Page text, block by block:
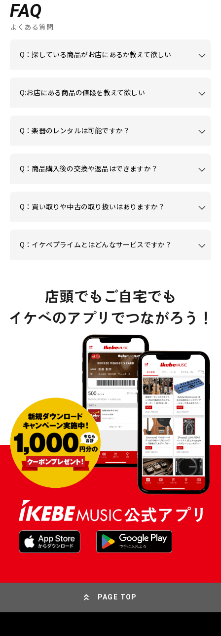
FAQ
よくある質問
Q：探している商品がお店にあるか教えて欲しい
Q:お店にある商品の値段を教えて欲しい
Q：楽器のレンタルは可能ですか？
Q：商品購入後の交換や返品はできますか？
Q：買い取りや中古の取り扱いはありますか？
Q：イケベプライムとはどんなサービスですか？
PAGE TOP